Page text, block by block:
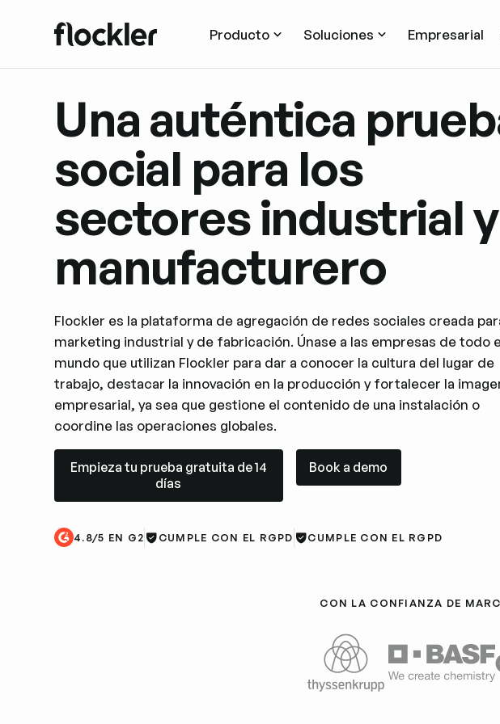
Producto Soluciones Empresarial
Una auténtica
social para los
sectores industrial y
manufacturero
Flockler es la plataforma de agregación de redes sociales creada
marketing industrial y de fabricación. Únase a las empresas de todo
mundo que utilizan Flockler para dar a conocer la cultura del lugar de
trabajo, destacar la innovación en la producción y fortalecer la
empresarial, ya sea que gestione el contenido de una instalación o
coordine las operaciones globales.
Empieza tu prueba gratuita de 14
días
Book a demo
4.8/5 EN G2 CUMPLE CON EL RGPD CUMPLE CON EL RGPD
CON LA CONFIANZA DE